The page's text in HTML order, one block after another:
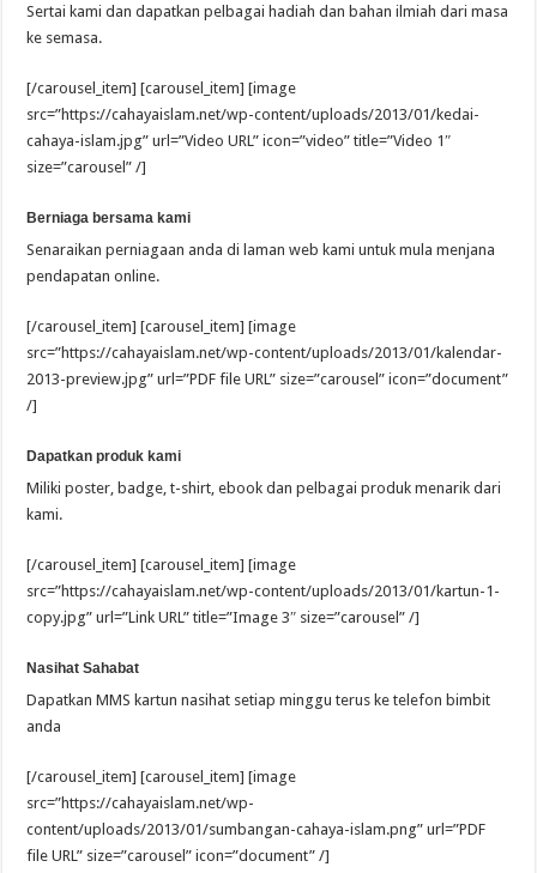
Sertai kami dan dapatkan pelbagai hadiah dan bahan ilmiah dari masa
ke semasa.
[/carousel_item] [carousel_item] [image
src=”https://cahayaislam.net/wp-content/uploads/2013/01/kedai-
cahaya-islam.jpg” url=”Video URL” icon=”video” title=”Video 1″
size=”carousel” /]
Berniaga bersama kami
Senaraikan perniagaan anda di laman web kami untuk mula menjana
pendapatan online.
[/carousel_item] [carousel_item] [image
src=”https://cahayaislam.net/wp-content/uploads/2013/01/kalendar-
2013-preview.jpg” url=”PDF file URL” size=”carousel” icon=”document”
/]
Dapatkan produk kami
Miliki poster, badge, t-shirt, ebook dan pelbagai produk menarik dari
kami.
[/carousel_item] [carousel_item] [image
src=”https://cahayaislam.net/wp-content/uploads/2013/01/kartun-1-
copy.jpg” url=”Link URL” title=”Image 3″ size=”carousel” /]
Nasihat Sahabat
Dapatkan MMS kartun nasihat setiap minggu terus ke telefon bimbit
anda
[/carousel_item] [carousel_item] [image
src=”https://cahayaislam.net/wp-
content/uploads/2013/01/sumbangan-cahaya-islam.png” url=”PDF
file URL” size=”carousel” icon=”document” /]